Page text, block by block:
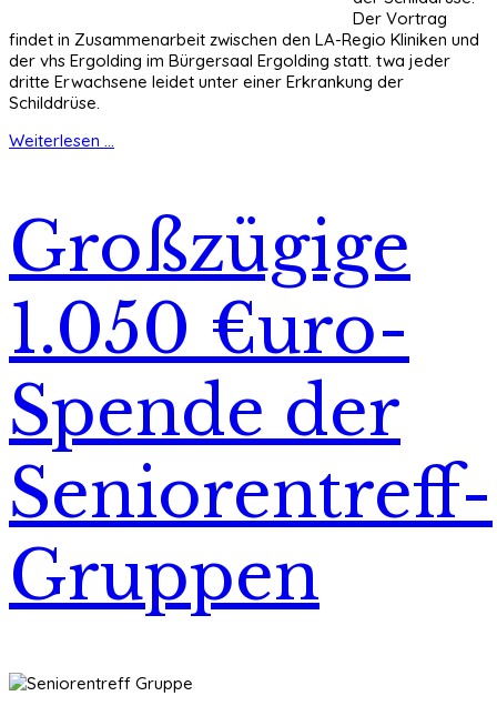
Der Vortrag
findet in Zusammenarbeit zwischen den LA-Regio Kliniken und
der vhs Ergolding im Bürgersaal Ergolding statt. twa jeder
dritte Erwachsene leidet unter einer Erkrankung der
Schilddrüse.
Weiterlesen ...
Großzügige
1.050 €uro-
Spende der
Seniorentreff-
Gruppen